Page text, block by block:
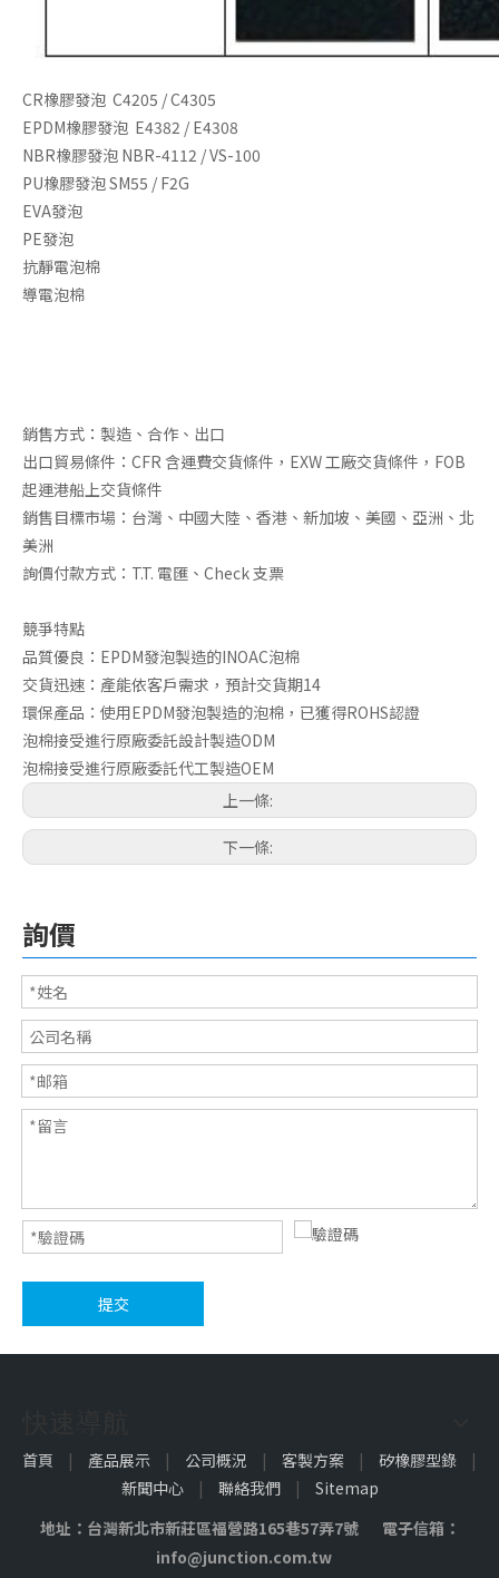
CR橡膠發泡 C4205 / C4305
EPDM橡膠發泡 E4382 / E4308
NBR橡膠發泡 NBR-4112 / VS-100
PU橡膠發泡 SM55 / F2G
EVA發泡
PE發泡
抗靜電泡棉
導電泡棉
銷售方式：製造、合作、出口
出口貿易條件：CFR 含運費交貨條件，EXW 工廠交貨條件，FOB
起運港船上交貨條件
銷售目標市場：台灣、中國大陸、香港、新加坡、美國、亞洲、北
美洲
詢價付款方式：T.T. 電匯、Check 支票
競爭特點
品質優良：EPDM發泡製造的INOAC泡棉
交貨迅速：產能依客戶需求，預計交貨期14
環保產品：使用EPDM發泡製造的泡棉，已獲得ROHS認證
泡棉接受進行原廠委託設計製造ODM
泡棉接受進行原廠委託代工製造OEM
上一條:
下一條:
詢價
提交
首頁 | 產品展示 | 公司概況 | 客製方案 | 矽橡膠型錄
|
新聞中心
| 聯絡我們 |
Sitemap
地址：台灣新北市新莊區福營路165巷57弄7號 電子信箱：
info@junction.com.tw